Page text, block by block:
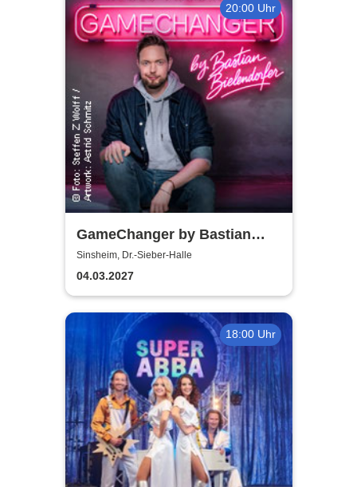
20:00 Uhr
GameChanger by Bastian
Bielendorfer
Sinsheim, Dr.-Sieber-Halle
04.03.2027
18:00 Uhr